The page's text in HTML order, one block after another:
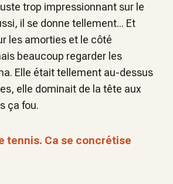
trop impressionnant sur le
il se donne tellement... Et
les amorties et le côté
beaucoup regarder les
Elle était tellement au-dessus
elle dominait de la tête aux
ça fou.
tennis. Ca se concrétise